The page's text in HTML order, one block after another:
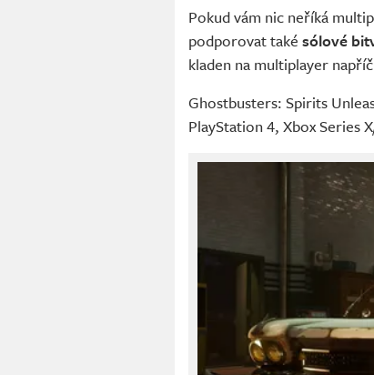
Pokud vám nic neříká
podporovat také sólové
kladen na multiplayer
Ghostbusters: Spirits
PlayStation 4, Xbox Series